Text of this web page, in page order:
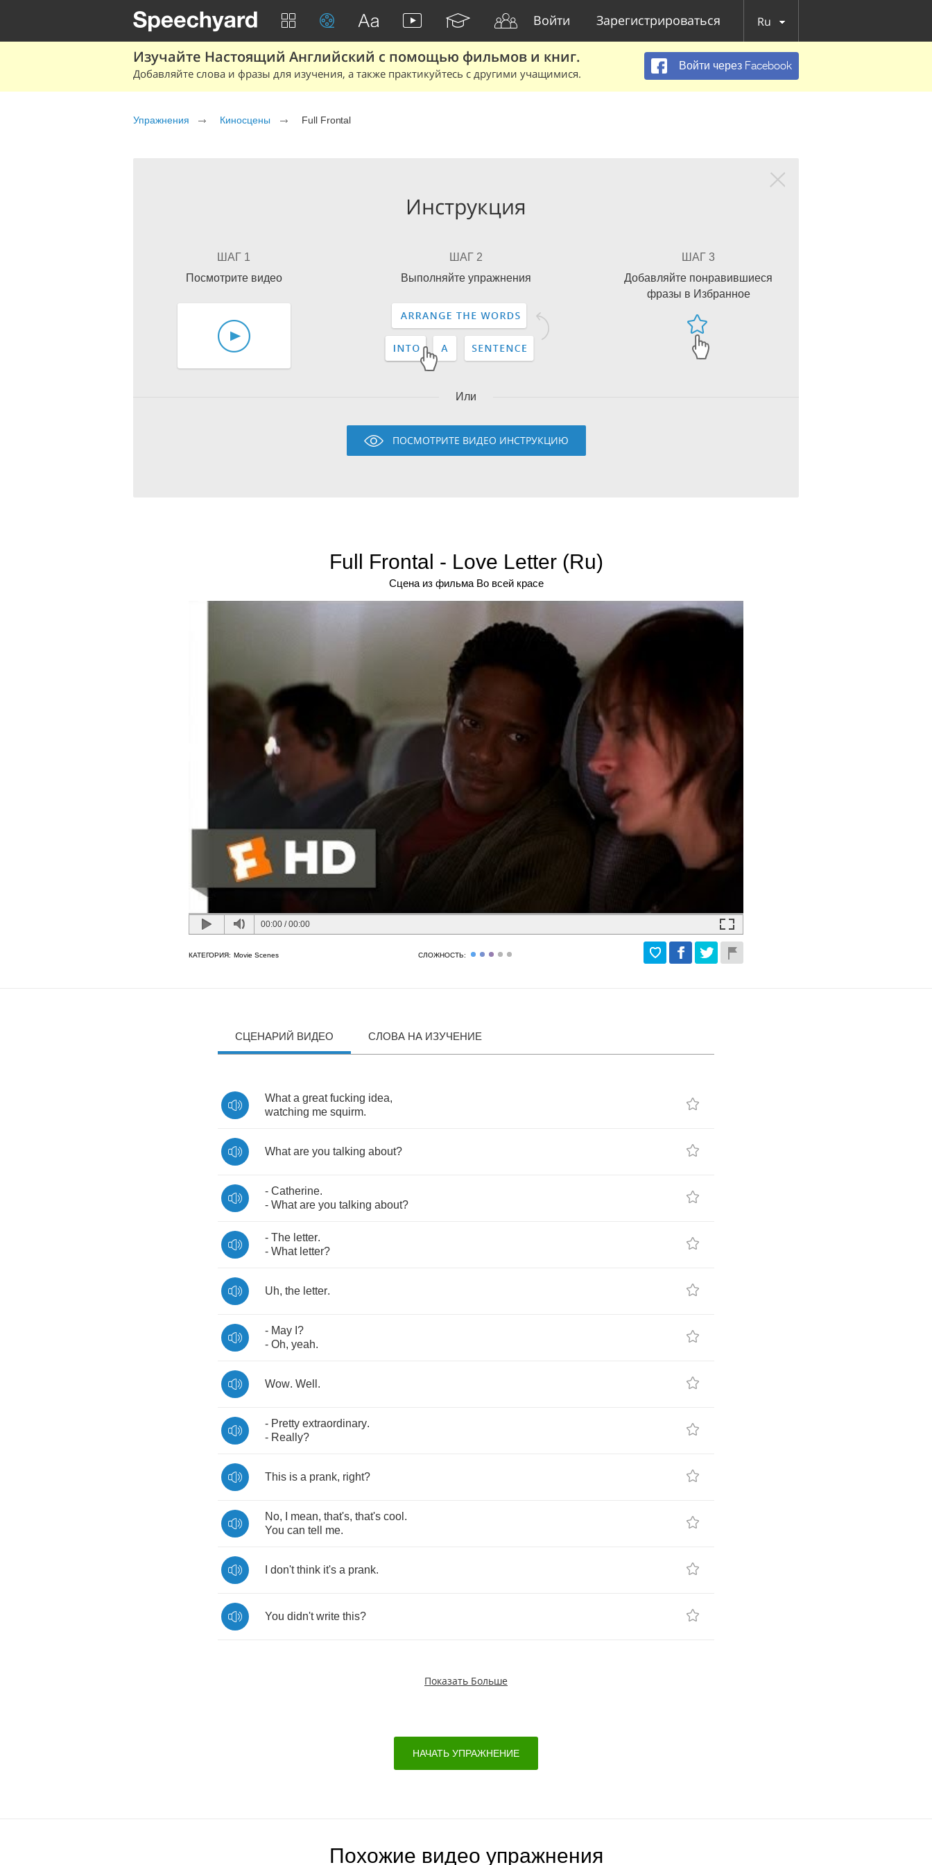
Войти Зарегистрироваться Ru
Изучайте Настоящий Английский с помощью фильмов и книг.
Добавляйте слова и фразы для изучения, а также практикуйтесь с другими учащимися.
Войти через Facebook
Упражнения Киносцены Full Frontal
Инструкция
ШАГ 1
Посмотрите видео
ШАГ 2
Выполняйте упражнения
ШАГ 3
Добавляйте понравившиеся
фразы в Избранное
Или
ПОСМОТРИТЕ ВИДЕО ИНСТРУКЦИЮ
Full Frontal - Love Letter (Ru)
Сцена из фильма Во всей красе
00:00 /00:00
КАТЕГОРИЯ: Movie Scenes СЛОЖНОСТЬ:
СЦЕНАРИЙ ВИДЕО СЛОВА НА ИЗУЧЕНИЕ
What a great fucking idea,
watching me squirm.
What are you talking about?
- Catherine.
- What are you talking about?
- The letter.
- What letter?
Uh, the letter.
- May ?
- Oh, yeah.
Wow. Well .
- Pretty extraordinary.
- Really?
This is a prank, right?
No, mean, that's, that's cool .
You can tell me.
don't think it's a prank.
You didn't write this?
Показать Больше
НАЧАТЬ УПРАЖНЕНИЕ
Похожие видео упражнения